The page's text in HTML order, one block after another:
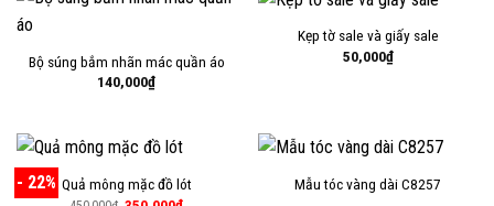
Bộ súng bắm nhãn mác quần áo
140,000₫
Kẹp tờ sale và giấy sale
50,000₫
- 22% Quả mông mặc đồ lót Mẫu tóc vàng dài C8257